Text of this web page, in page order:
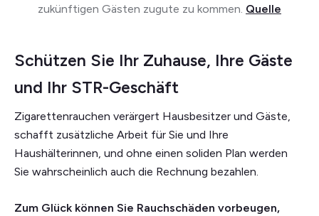
zukünftigen Gästen zugute zu kommen. Quelle
Schützen Sie Ihr Zuhause, Ihre Gäste
und Ihr STR-Geschäft
Zigarettenrauchen verärgert Hausbesitzer und Gäste,
schafft zusätzliche Arbeit für Sie und Ihre
Haushälterinnen, und ohne einen soliden Plan werden
Sie wahrscheinlich auch die Rechnung bezahlen.
Zum Glück können Sie Rauchschäden vorbeugen,